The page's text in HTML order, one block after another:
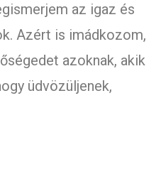
az igaz és
Azért is imádkozom,
azoknak, akik
üdvözüljenek,